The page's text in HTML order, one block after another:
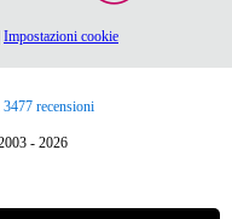
Impostazioni cookie
3477 recensioni
- 2026